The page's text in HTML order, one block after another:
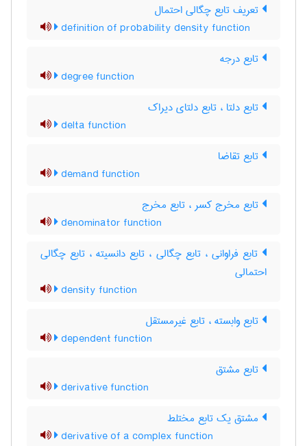
تعریف تابع چگالی احتمال
definition of probability density function
تابع درجه
degree function
تابع دلتا ، تابع دلتای دیراک
delta function
تابع تقاضا
demand function
تابع مخرج کسر ، تابع مخرج
denominator function
تابع فراوانی ، تابع چگالی ، تابع دانسیته ، تابع چگالی
احتمالی
density function
تابع وابسته ، تابع غیرمستقل
dependent function
تابع مشتق
derivative function
مشتق یک تابع مختلط
derivative of a complex function